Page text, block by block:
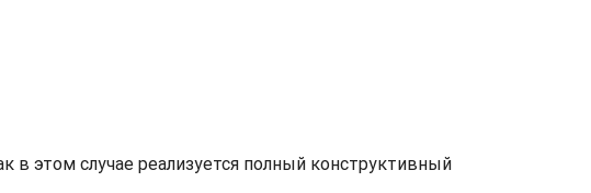
в этом случае реализуется полный конструктивный